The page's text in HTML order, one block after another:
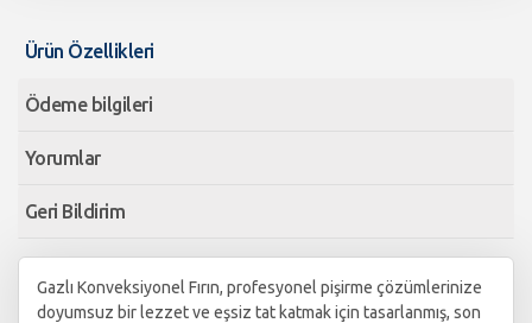
Ürün Özellikleri
Ödeme bilgileri
Yorumlar
Geri Bildirim
Gazlı Konveksiyonel Fırın, profesyonel pişirme çözümlerinize
doyumsuz bir lezzet ve eşsiz tat katmak için tasarlanmış, son